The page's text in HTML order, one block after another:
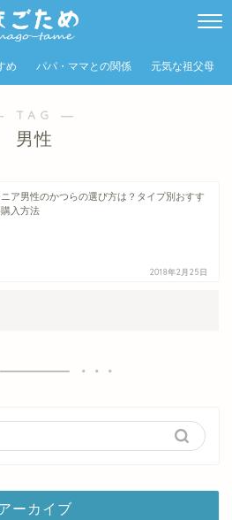
め パパ・ママとの関係 元気な祖父母
TAG ―
男性
ニア男性のかつらの選び方は？タイプ別おすす
入方法
2018年2月25日
ーカイブ